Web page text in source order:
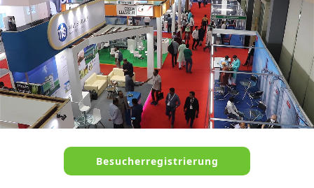
Besucherregistrierung